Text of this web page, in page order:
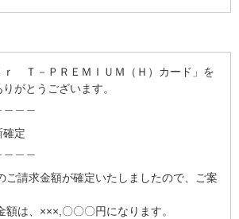
ｒ Ｔ－ＰＲＥＭＩＵＭ（Ｈ）カード」を
がとうございます。
定
ご請求金額が確定いたしましたので、ご案
は、×××,〇〇〇円になります。